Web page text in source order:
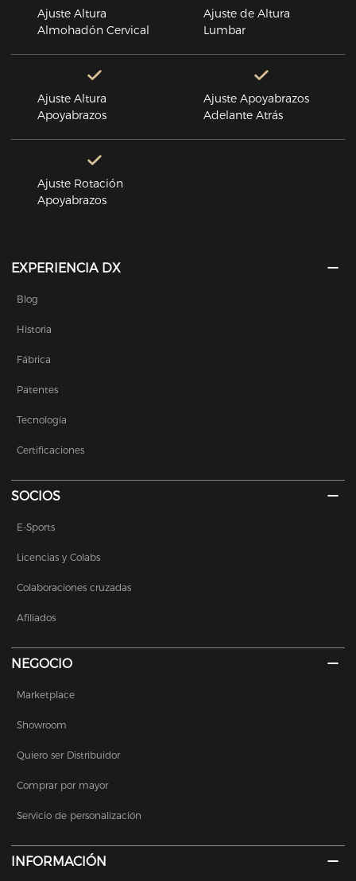
Ajuste Altura
Almohadón Cervical
Ajuste de Altura
Lumbar
Ajuste Altura
Apoyabrazos
Ajuste Apoyabrazos
Adelante Atrás
Ajuste Rotación
Apoyabrazos
EXPERIENCIA DX
Blog
Historia
Fábrica
Patentes
Tecnología
Certificaciones
SOCIOS
E-Sports
Licencias y Colabs
Colaboraciones cruzadas
Afiliados
NEGOCIO
Marketplace
Showroom
Quiero ser Distribuidor
Comprar por mayor
Servicio de personalización
INFORMACIÓN